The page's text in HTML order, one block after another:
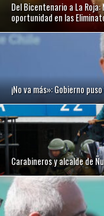
Del Bicentenario a La
oportunidad en las
¡No va más»: Gobierno
Carabineros y alcalde de